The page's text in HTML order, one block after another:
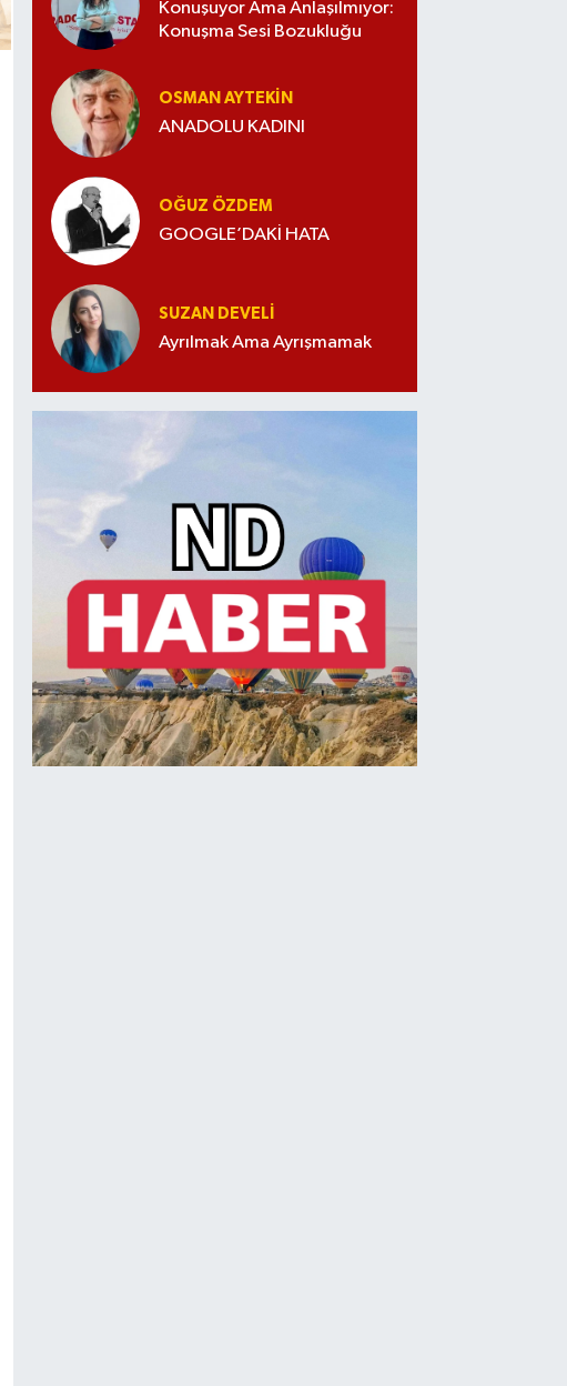
Konuşuyor Ama Anlaşılmıyor:
Konuşma Sesi Bozukluğu
OSMAN AYTEKIN
ANADOLU KADINI
OĞUZ ÖZDEM
GOOGLE’DAKİ HATA
SUZAN DEVELI
Ayrılmak Ama Ayrışmamak